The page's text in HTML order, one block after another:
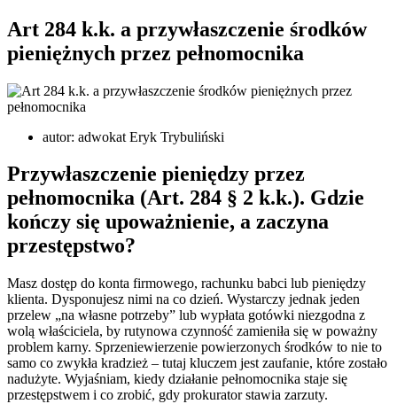
Art 284 k.k. a przywłaszczenie środków
pieniężnych przez pełnomocnika
autor: adwokat Eryk Trybuliński
Przywłaszczenie pieniędzy przez
pełnomocnika (Art. 284 § 2 k.k.). Gdzie
kończy się upoważnienie, a zaczyna
przestępstwo?
Masz dostęp do konta firmowego, rachunku babci lub pieniędzy
klienta. Dysponujesz nimi na co dzień. Wystarczy jednak jeden
przelew „na własne potrzeby” lub wypłata gotówki niezgodna z
wolą właściciela, by rutynowa czynność zamieniła się w poważny
problem karny. Sprzeniewierzenie powierzonych środków to nie to
samo co zwykła kradzież – tutaj kluczem jest zaufanie, które zostało
nadużyte. Wyjaśniam, kiedy działanie pełnomocnika staje się
przestępstwem i co zrobić, gdy prokurator stawia zarzuty.